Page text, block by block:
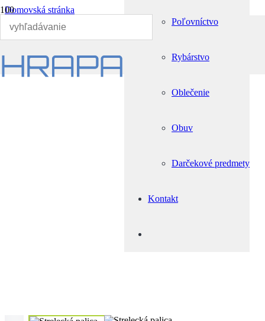
Poľovníctvo
Rybárstvo
Oblečenie
Obuv
Darčekové predmety
Kontakt
Domovská stránka
Poľovníctvo
Strelecké palice a slúchadlá
Strelecká palica BIPOD